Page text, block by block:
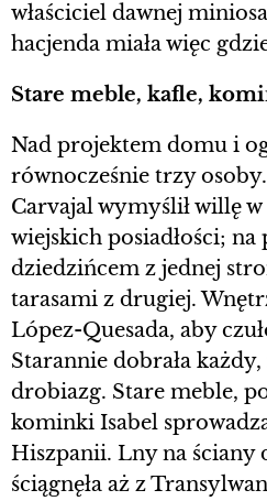
właściciel dawnej
hacjenda miała więc
Stare meble, kafle,
Nad projektem domu i
równocześnie trzy
Carvajal wymyślił willę
wiejskich posiadłości;
dziedzińcem z jednej
tarasami z drugiej.
López-Quesada, aby
Starannie dobrała
drobiazg. Stare meble,
kominki Isabel
Hiszpanii. Lny na ściany
ściągnęła aż z